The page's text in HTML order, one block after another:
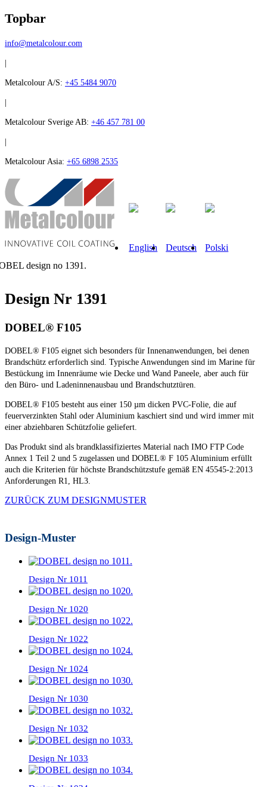
Topbar
info@metalcolour.com
|
Metalcolour A/S: +45 5484 9070
|
Metalcolour Sverige AB: +46 457 781 00
|
Metalcolour Asia: +65 6898 2535
Design Nr 1391
DOBEL® F105
DOBEL® F105 eignet sich besonders für Innenanwendungen, bei denen
Brandschütz erforderlich sind. Typische Anwendungen sind im Marine für
Bestückung im Innenräume wie Decke und Wand Paneele, aber auch für
den Büro- und Ladeninnenausbau und Brandschutztüren.
DOBEL® F105 besteht aus einer 150 µm dicken PVC-Folie, die auf
feuerverzinkten Stahl oder Aluminium kaschiert sind und wird immer mit
einer abziehbaren Schützfolie geliefert.
Das Produkt sind als brandklassifiziertes Material nach IMO FTP Code
Annex 1 Teil 2 und 5 zugelassen und DOBEL® F 105 Aluminium erfüllt
auch die Kriterien für höchste Brandschützstufe gemäß EN 45545-2:2013
Anforderungen R1, HL3.
ZURÜCK ZUM DESIGNMUSTER
Design-Muster
Design Nr 1011
Design Nr 1020
Design Nr 1022
Design Nr 1024
Design Nr 1030
Design Nr 1032
Design Nr 1033